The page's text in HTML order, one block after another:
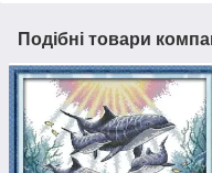
Подібні товари